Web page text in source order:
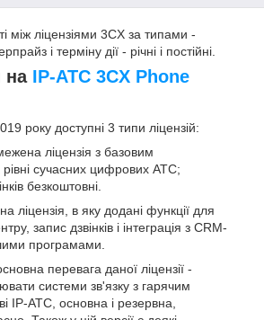
між ліцензіями 3CX за типами -
і терміну дії - річні і постійні.
на IP-АТС 3CX Phone
року доступні 3 типи ліцензій:
ліцензія з базовим
сучасних цифрових АТС;
безкоштовні.
ліцензія, в яку додані функції для
запис дзвінків і інтеграція з CRM-
програмами.
перевага даної ліцензії -
системи зв'язку з гарячим
IP-АТС, основна і резервна,